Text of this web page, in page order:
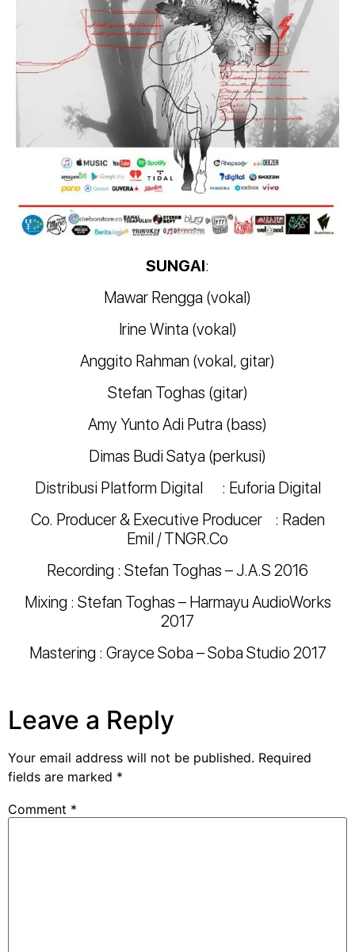
SUNGAI:
Mawar Rengga (vokal)
Irine Winta (vokal)
Anggito Rahman (vokal, gitar)
Stefan Toghas (gitar)
Amy Yunto Adi Putra (bass)
Dimas Budi Satya (perkusi)
Distribusi Platform Digital : Euforia Digital
Co. Producer & Executive Producer : Raden
Emil / TNGR.Co
Recording : Stefan Toghas – J.A.S 2016
Mixing : Stefan Toghas – Harmayu AudioWorks
2017
Mastering : Grayce Soba – Soba Studio 2017
Leave a Reply
Your email address will not be published. Required
fields are marked *
Comment *